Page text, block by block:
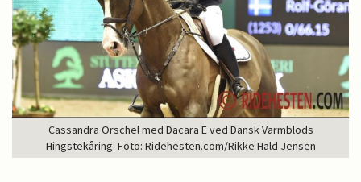
Cassandra Orschel med Dacara E ved Dansk Varmblods
Hingstekåring. Foto: Ridehesten.com/Rikke Hald Jensen